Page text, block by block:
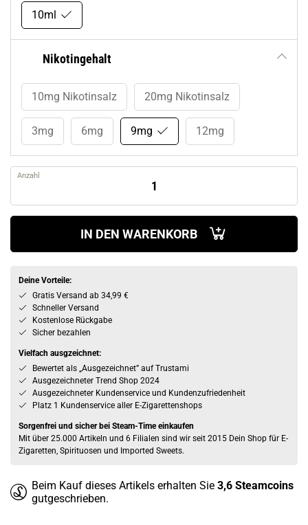
10ml
Nikotingehalt
10mg Nikotinsalz 20mg Nikotinsalz
3mg 6mg 9mg 12mg
Anzahl
IN DEN WARENKORB
Deine Vorteile:
Gratis Versand ab 34,99 €
Schneller Versand
Kostenlose Rückgabe
Sicher bezahlen
Vielfach ausgzeichnet:
Bewertet als „Ausgezeichnet” auf Trustami
Ausgezeichneter Trend Shop 2024
Ausgezeichneter Kundenservice und Kundenzufriedenheit
Platz 1 Kundenservice aller E-Zigarettenshops
Sorgenfrei und sicher bei Steam-Time einkaufen
Mit über 25.000 Artikeln und 6 Filialen sind wir seit 2015 Dein Shop für E-
Zigaretten, Spirituosen und Imported Sweets.
Beim Kauf dieses Artikels erhalten Sie 3,6 Steamcoins
gutgeschrieben.